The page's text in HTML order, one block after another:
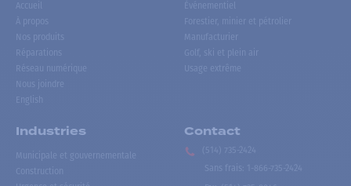
Accueil
À propos
Nos produits
Réparations
Réseau numérique
Nous joindre
English
Événementiel
Forestier, minier et pétrolier
Manufacturier
Golf, ski et plein air
Usage extrême
Industries
Municipale et gouvernementale
Construction
Contact
(514) 735-2424
Sans frais
1-866-735-2424